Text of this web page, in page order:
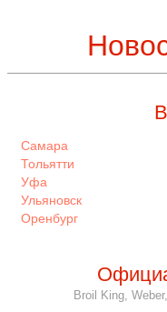
Самара
Тольятти
Уфа
Ульяновск
Оренбург
Broil King,